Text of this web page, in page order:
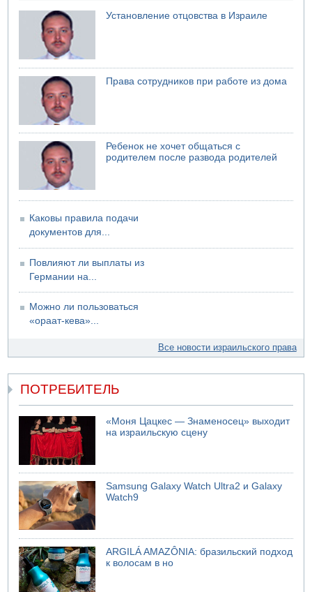
Недалеко от Бейт-Шемеша погиб велосипедист
07.08.2026 06:24
Саудовская Аравия сообщает о нападении хуситов
И еще иранские агенты
06.08.2026 13:13
Арестованы двое подозреваемых в стрельбе по
электрической компании
Возле Кирьят-Арбы пожар на местности
Установление отцовства в Израиле
Права сотрудников при работе из дома
Ребенок не хочет общаться с
родителем после развода родителей
Каковы правила подачи
документов для...
Повлияют ли выплаты из
Германии на...
Можно ли пользоваться
«ораат-кева»...
Все новости израильского права
ПОТРЕБИТЕЛЬ
«Моня Цацкес — Знаменосец» выходит
на израильскую сцену
Samsung Galaxy Watch Ultra2 и Galaxy
Watch9
ARGILÁ AMAZÔNIA: бразильский подход
к волосам в но